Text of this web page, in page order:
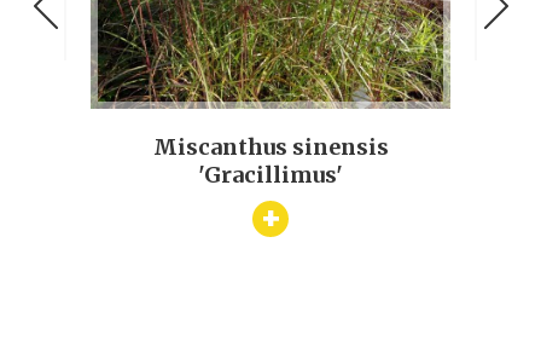
Miscanthus sinensis
'Gracillimus'
+